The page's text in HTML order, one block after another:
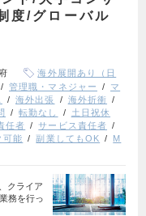
度/グローバル
海外展開あり（日
管理職・マネジャー
マ
海外出張
海外折衝
転勤なし
土日祝休
任者
サービス責任者
可能 副業してもOK
M
クライア
務を行っ